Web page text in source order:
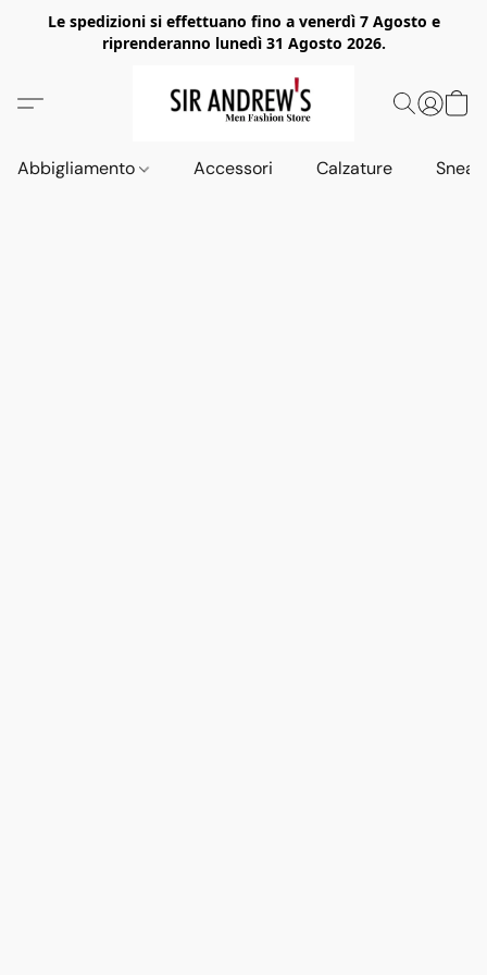
Le spedizioni si effettuano fino a venerdì 7 Agosto e
riprenderanno lunedì 31 Agosto 2026.
Abbigliamento Accessori Calzature